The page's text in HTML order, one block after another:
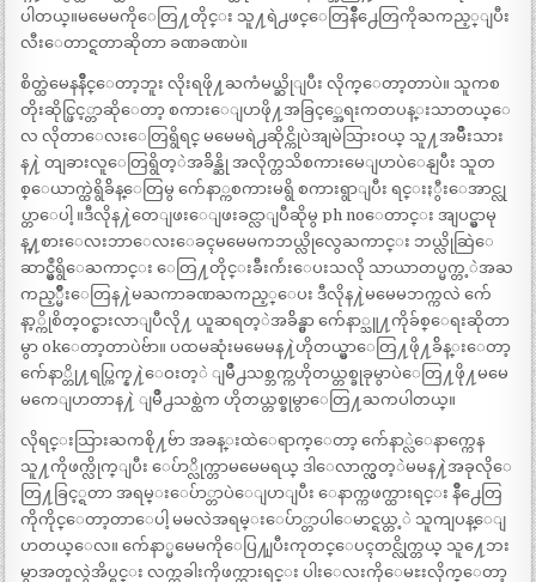
ပါတယ္။မမေမကိုေတြ႔တိုင္း သူ႔ရဲ႕ဖင္ေတြနိဳ႕ေတြကိုႀကည့္ျပီး
လီးေတာင္ရတာဆိုတာ ခဏခဏပဲ။
စိတ္ထဲမေနနိဳင္ေတာ့ဘူး လိုးရဖို႔ႀကံမယ္ဆိုျပီး လိုက္ေတာ့တာပဲ။ သူကစ
တိုးဆိုင္ဖြင့္တာဆိုေတာ့ စကားေျပာဖို႔အခြင့္အေရးကတပန္းသာတယ္ေ
လ လိုတာေလးေတြရွိရင္ မမေမရဲ႕ဆိုင္ကိုပဲအျမဲသြားဝယ္ သူ႔အမ်ဳိးသား
န႔ဲ တျခားလူေတြရွိတ့ဲအခ်ိန္ဆို အလိုက္တသိစကားမေျပာပဲေနျပီး သူတ
စ္ေယာက္ထဲရွိခ်ိန္ေတြမွ က်ေနာ္ကစကားမရွိ စကားရွာျပီး ရင္းႏွီးေအာင္လု
ပ္တာေပါ့ ။ဒီလိုန႔ဲတေျဖးေျဖးခင္လာျပီဆိုမွ ph noေတာင္း အျပင္မွာမု
န္႔စားေလးဘာေလးေခၚမမေမကဘယ္လိုလွေႀကာင္း ဘယ္လိုဆြဲေ
ဆာင္မွဳရွိေႀကာင္း ေတြ႔တိုင္းခ်ီးက်ဴးေပးသလို သာယာတပ္မက္တ့ဲအႀ
ကည့္မ်ဳိးေတြန႔ဲမႀကာခဏႀကည့္ေပး ဒီလိုန႔ဲမမေမဘက္ကလဲ က်ေ
နာ့္ကိုစိတ္ဝင္စားလာျပီလို႔ ယူဆရတ့ဲအခ်ိန္မွာ က်ေနာ္သူ႔ကိုခ်စ္ေရးဆိုတာ
မွာ okေတာ့တာပဲဗ်ာ။ ပထမဆုံးမမေမန႔ဲဟိုတယ္မွာေတြ႔ဖို႔ခ်ိန္းေတာ့
က်ေနာ္တို႔ရပ္ကြက္န႔ဲေဝးတ့ဲ ျမိဳ႕သစ္ဘက္ကဟိုတယ္တစ္ခုခုမွာပဲေတြ႔ဖို႔မမေ
မကေျပာတာန႔ဲ ျမိဳ႕သစ္ထဲက ဟိုတယ္တစ္ခုမွာေတြ႔ႀကပါတယ္။
လိုရင္းသြားႀကစို႔ဗ်ာ အခန္းထဲေရာက္ေတာ့ က်ေနာ္လဲေနာက္ကေန
သူ႔ကိုဖက္လိုက္ျပီး ေပ်ာ္လိုက္တာမမေမရယ္ ဒါေလာက္လွတ့ဲမမန႔ဲအခုလိုေ
တြ႔ခြင့္ရတာ အရမ္းေပ်ာ္တာပဲေျပာျပီး ေနာက္ကဖက္ထားရင္း နိဳ႕ေတြ
ကိုကိုင္ေတာ့တာေပါ့ မမလဲအရမ္းေပ်ာ္တာပါေမာင္ရယ္တ့ဲ သူကျပန္ေျ
ပာတယ္ေလ။ က်ေနာ္မမေမကိုေပြ႔ျပီးကုတင္ေပၚတင္လိုက္တယ္ သူ႔ေဘး
မွာအတူလွဲအိပ္ရင္း လက္ကခါးကိုဖက္ထားရင္း ပါးေလးကိုေမႊးလိုက္ေတာ့